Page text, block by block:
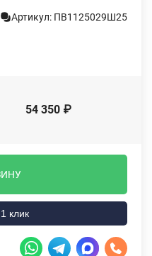
Артикул: ПВ1125029Ш25
54 350 ₽
клик